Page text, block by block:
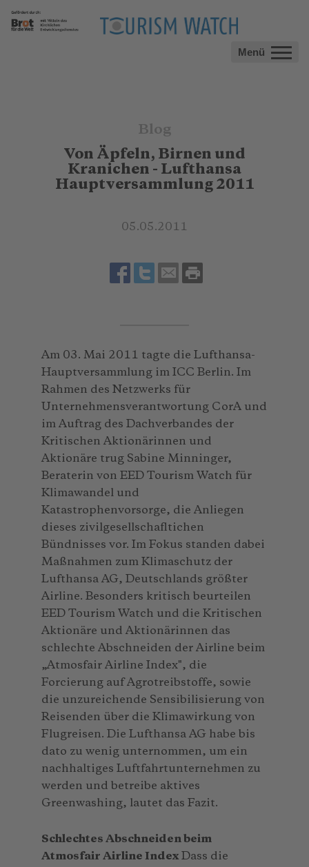
Menü
Blog
Von Äpfeln, Birnen und
Kranichen - Lufthansa
Hauptversammlung 2011
05.05.2011
Am 03. Mai 2011 tagte die Lufthansa-
Hauptversammlung im ICC Berlin. Im
Rahmen des Netzwerks für
Unternehmensverantwortung CorA und
im Auftrag des Dachverbandes der
Kritischen Aktionärinnen und
Aktionäre trug Sabine Minninger,
Beraterin von EED Tourism Watch für
Klimawandel und
Katastrophenvorsorge, die Anliegen
dieses zivilgesellschafltichen
Bündnisses vor. Im Fokus standen dabei
Maßnahmen zum Klimaschutz der
Lufthansa AG, Deutschlands größter
Airline. Besonders kritisch beurteilen
EED Tourism Watch und die Kritischen
Aktionäre und Aktionärinnen das
schlechte Abschneiden der Airline beim
„Atmosfair Airline Index", die
Forcierung auf Agrotreibstoffe, sowie
die unzureichende Sensibilisierung von
Reisenden über die Klimawirkung von
Flugreisen. Die Lufthansa AG habe bis
dato zu wenig unternommen, um ein
nachhaltiges Luftfahrtunternehmen zu
werden und betreibe aktives
Greenwashing, lautet das Fazit.
Schlechtes Abschneiden beim
Atmosfair Airline Index Dass die